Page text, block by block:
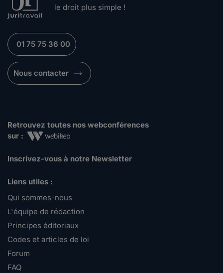
le droit plus simple !
01 75 75 36 00
Nous contacter
Retrouvez toutes nos webconférences
sur :
Inscrivez-vous à notre Newsletter
Liens utiles :
Qui sommes-nous
L'équipe de rédaction
Principes éditoriaux
Codes et articles de loi
Forum
FAQ